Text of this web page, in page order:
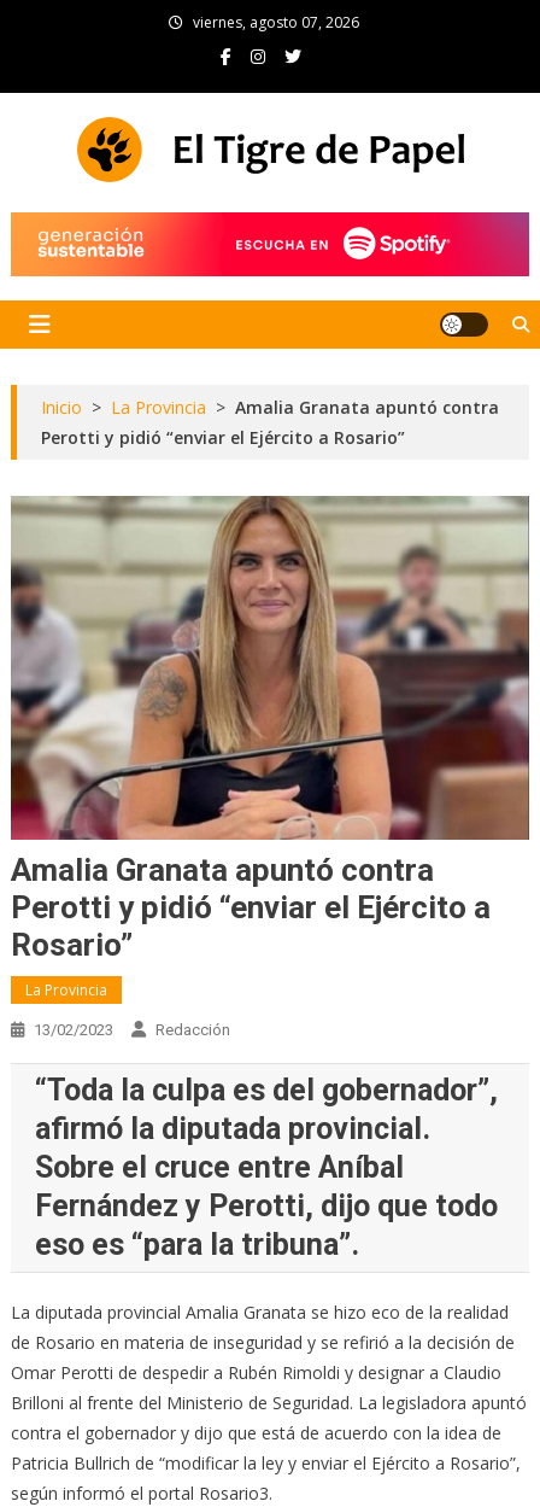
viernes, agosto 07, 2026
Inicio > La Provincia > Amalia Granata apuntó contra
Perotti y pidió “enviar el Ejército a Rosario”
Amalia Granata apuntó contra
Perotti y pidió “enviar el Ejército a
Rosario”
La Provincia
13/02/2023 Redacción
“Toda la culpa es del gobernador”,
afirmó la diputada provincial.
Sobre el cruce entre Aníbal
Fernández y Perotti, dijo que todo
eso es “para la tribuna”.
La diputada provincial Amalia Granata se hizo eco de la realidad
de Rosario en materia de inseguridad y se refirió a la decisión de
Omar Perotti de despedir a Rubén Rimoldi y designar a Claudio
Brilloni al frente del Ministerio de Seguridad. La legisladora apuntó
contra el gobernador y dijo que está de acuerdo con la idea de
Patricia Bullrich de “modificar la ley y enviar el Ejército a Rosario”,
según informó el portal Rosario3.